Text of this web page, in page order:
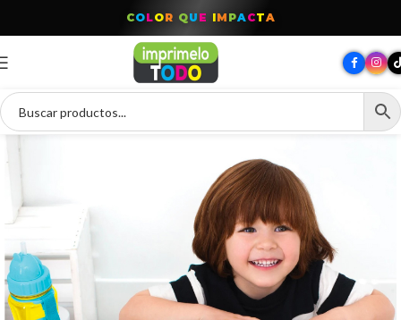
COLOR QU E IM PACTA